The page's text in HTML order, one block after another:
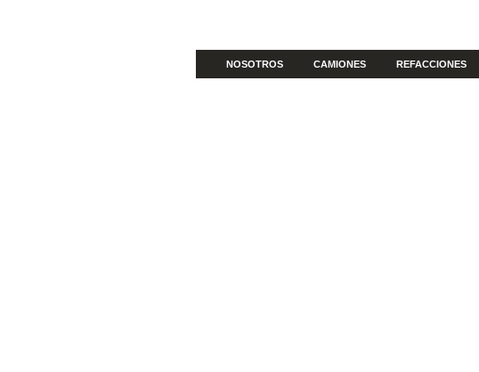
NOSOTROS CAMIONES REFACCIONES